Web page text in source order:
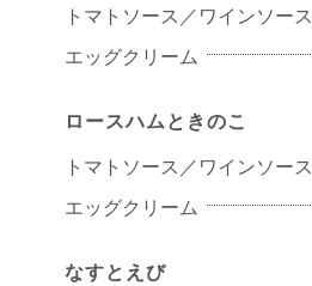
トマトソース／ワインソース
エッグクリーム
ロースハムときのこ
トマトソース／ワインソース
エッグクリーム
なすとえび